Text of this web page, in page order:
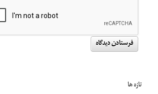
تازه ها